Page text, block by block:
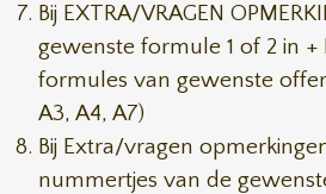
Bij EXTRA/VRAGEN
gewenste formule 1 of 2 in
formules van gewenste
A3, A4, A7)
Bij Extra/vragen
nummertjes van de